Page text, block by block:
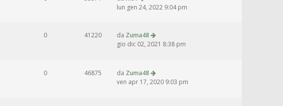
lun gen 24, 2022 9:04 pm
0 41220 da Zuma48
gio dic 02, 2021 8:38 pm
0 46875 da Zuma48
ven apr 17, 2020 9:03 pm